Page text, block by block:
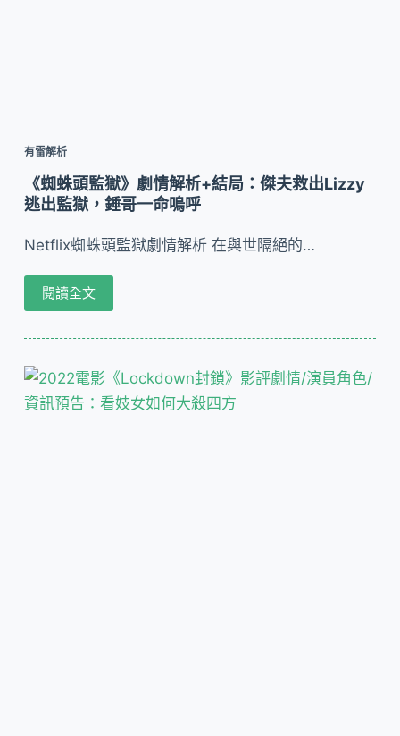
有雷解析
《蜘蛛頭監獄》劇情解析+結局：傑夫救出Lizzy
逃出監獄，錘哥一命嗚呼
Netflix蜘蛛頭監獄劇情解析 在與世隔絕的…
閱讀全文